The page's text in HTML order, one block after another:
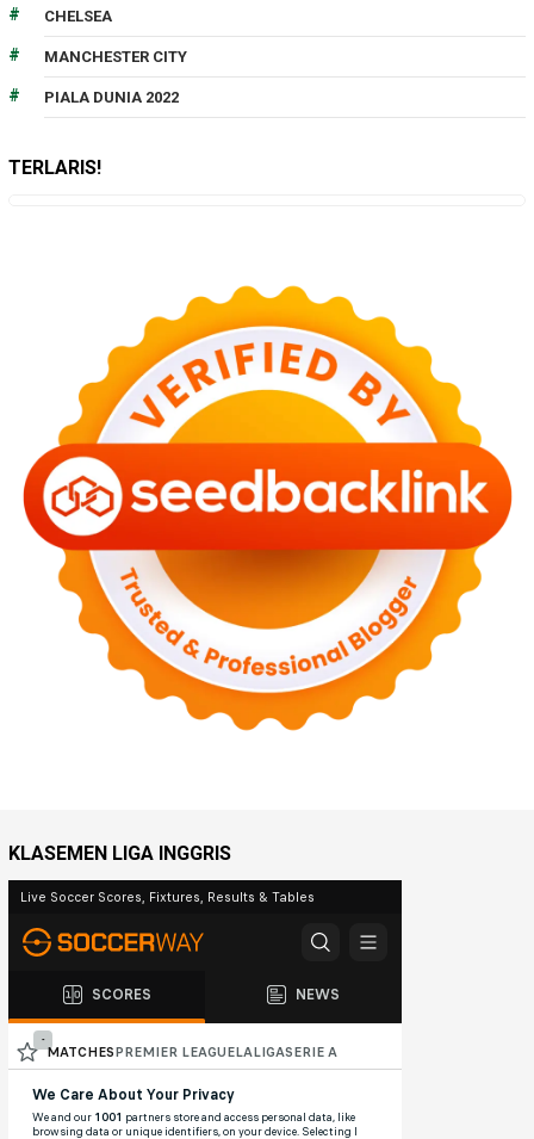
CHELSEA
MANCHESTER CITY
PIALA DUNIA 2022
TERLARIS!
KLASEMEN LIGA INGGRIS